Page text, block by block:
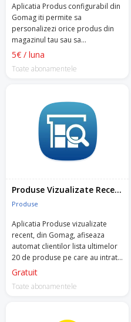
Aplicatia Produs configurabil din
Gomag iti permite sa
personalizezi orice produs din
magazinul tau sau sa
personalizezi experienta
5€ / luna
Toate abonamentele
Produse Vizualizate Recent
Produse
Aplicatia Produse vizualizate
recent, din Gomag, afiseaza
automat clientilor lista ultimelor
20 de produse pe care au intrat
in magazinul tau, in orice pagina
Gratuit
Toate abonamentele